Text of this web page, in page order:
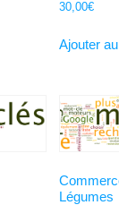
30,00€
Ajouter
Légumes